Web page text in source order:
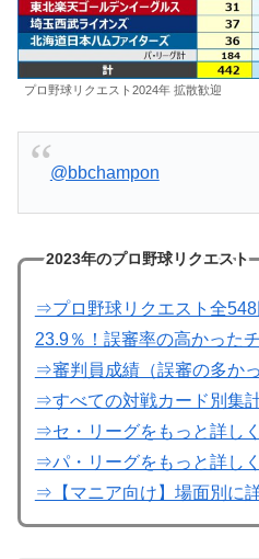
プロ野球リクエスト2024年 拡散歓迎
@bbchampon
2023年のプロ野球リクエスト
⇒プロ野球リクエスト全
23.9％！誤審率の高かった
⇒審判員成績（誤審の多か
⇒すべての対戦カード別集
⇒セ・リーグをもっと詳しく
⇒パ・リーグをもっと詳しく
⇒【マニア向け】場面別に